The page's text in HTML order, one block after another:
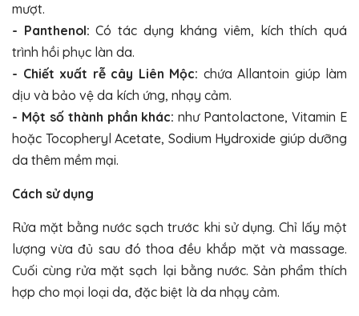
mượt.
- Panthenol: Có tác dụng kháng viêm, kích thích quá
trình hồi phục làn da.
- Chiết xuất rễ cây Liên Mộc: chứa Allantoin giúp làm
dịu và bảo vệ da kích ứng, nhạy cảm.
- Một số thành phần khác: như Pantolactone, Vitamin E
hoặc Tocopheryl Acetate, Sodium Hydroxide giúp dưỡng
da thêm mềm mại.
Cách sử dụng
Rửa mặt bằng nước sạch trước khi sử dụng. Chỉ lấy một
lượng vừa đủ sau đó thoa đều khắp mặt và massage.
Cuối cùng rửa mặt sạch lại bằng nước. Sản phẩm thích
hợp cho mọi loại da, đặc biệt là da nhạy cảm.